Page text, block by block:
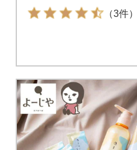
（3件）